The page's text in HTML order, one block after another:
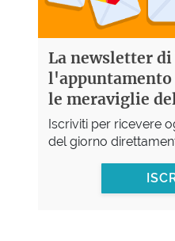
La newsletter di
le meraviglie
Iscriviti per ricevere
del giorno